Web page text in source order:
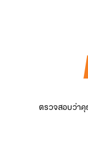
ตรวจสอบว่าคุ